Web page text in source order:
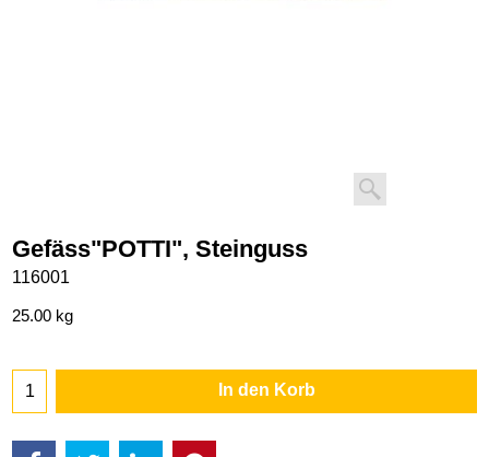
Gefäss"POTTI", Steinguss
116001
25.00 kg
In den Korb